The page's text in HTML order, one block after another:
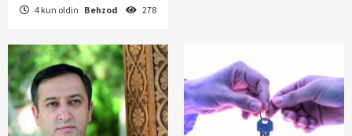
4 kun oldin Behzod 278